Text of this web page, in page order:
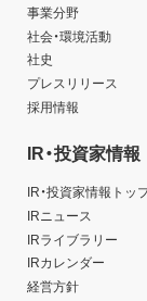
事業分野
社会・環境活動
社史
プレスリリース
採用情報
IR・投資家情報
IR・投資家情報トッ
IRニュース
IRライブラリー
IRカレンダー
経営方針